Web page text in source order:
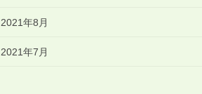
2021年8月
2021年7月